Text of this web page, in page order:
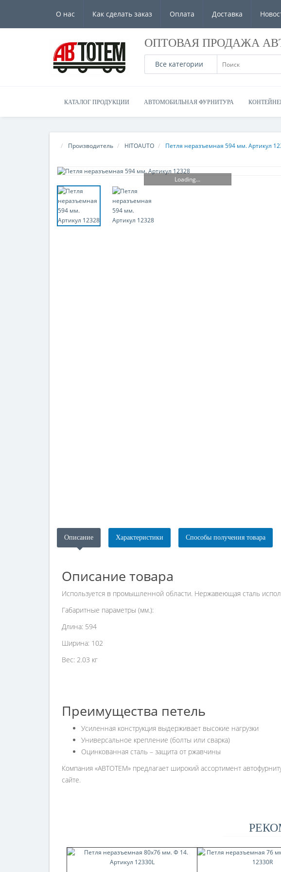
О нас Как сделать заказ Оплата Доставка
ОПТОВАЯ ПРОДАЖА
Все категории
КАТАЛОГ ПРОДУКЦИИ АВТОМОБИЛЬНАЯ ФУРНИТУРА
Производитель HITOAUTO Петля неразъемная 594 мм. Артикул
Loading...
Описание Характеристики Способы получения товара
Описание товара
Используется в промышленной области. Нержавеющая сталь
Габаритные параметры (мм.):
Длина: 594
Ширина: 102
Вес: 2.03 кг
Преимущества петель
Усиленная конструкция выдерживает высокие нагрузки
Универсальное крепление (болты или сварка)
Оцинкованная сталь – защита от ржавчины
Компания «АВТОТЕМ» предлагает широкий ассортимент
сайте.